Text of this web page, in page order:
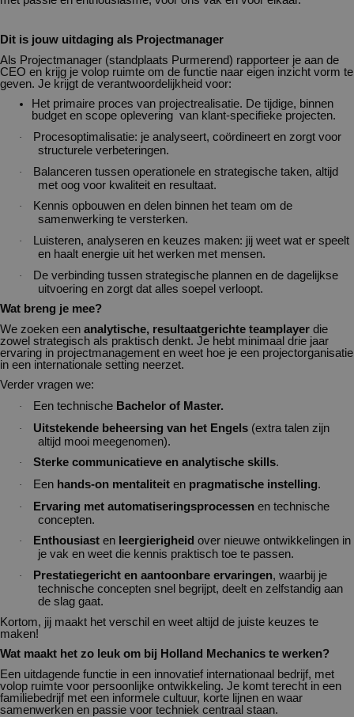
Dit is jouw uitdaging als Projectmanager
Als Projectmanager (standplaats Purmerend) rapporteer je aan de
CEO en krijg je volop ruimte om de functie naar eigen inzicht vorm te
geven. Je krijgt de verantwoordelijkheid voor:
Het primaire proces van projectrealisatie. De tijdige, binnen
budget en scope oplevering van klant-specifieke projecten.
·
Procesoptimalisatie: je analyseert, coördineert en zorgt voor
structurele verbeteringen.
·
Balanceren tussen operationele en strategische taken, altijd
met oog voor kwaliteit en resultaat.
·
Kennis opbouwen en delen binnen het team om de
samenwerking te versterken.
·
Luisteren, analyseren en keuzes maken: jij weet wat er speelt
en haalt energie uit het werken met mensen.
·
De verbinding tussen strategische plannen en de dagelijkse
uitvoering en zorgt dat alles soepel verloopt.
Wat breng je mee?
We zoeken een analytische, resultaatgerichte teamplayer die
zowel strategisch als praktisch denkt. Je hebt minimaal drie jaar
ervaring in projectmanagement en weet hoe je een projectorganisatie
in een internationale setting neerzet.
Verder vragen we:
· Een technische Bachelor of Master.
· Uitstekende beheersing van het Engels(extra talen zijn
altijd mooi meegenomen).
· Sterke communicatieve en analytische skills.
· Een hands-on mentaliteiten pragmatische instelling.
· Ervaring met automatiseringsprocessenen technische
concepten.
· Enthousiasten leergierigheid over nieuwe ontwikkelingen in
je vak en weet die kennis praktisch toe te passen.
· Prestatiegericht en aantoonbare ervaringen, waarbij je
technische concepten snel begrijpt, deelt en zelfstandig aan
de slag gaat.
Kortom, jij maakt het verschil en weet altijd de juiste keuzes te
maken!
Wat maakt het zo leuk om bij Holland Mechanics te werken?
Een uitdagende functie in een innovatief internationaal bedrijf, met
volop ruimte voor persoonlijke ontwikkeling. Je komt terecht in een
familiebedrijf met een informele cultuur, korte lijnen en waar
samenwerken en passie voor techniek centraal staan.